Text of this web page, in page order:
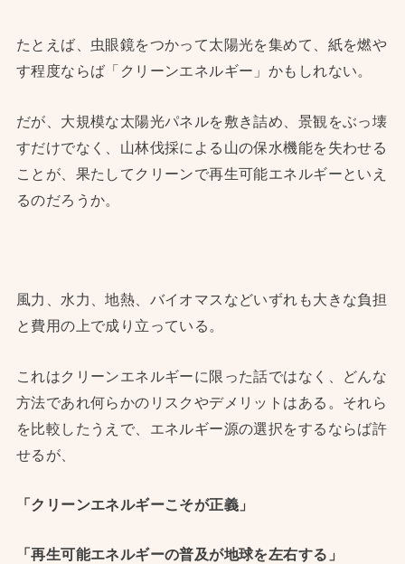
たとえば、虫眼鏡をつかって太陽光を集めて、紙を燃や
す程度ならば「クリーンエネルギー」かもしれない。
だが、大規模な太陽光パネルを敷き詰め、景観をぶっ壊
すだけでなく、山林伐採による山の保水機能を失わせる
ことが、果たしてクリーンで再生可能エネルギーといえ
るのだろうか。
風力、水力、地熱、バイオマスなどいずれも大きな負担
と費用の上で成り立っている。
これはクリーンエネルギーに限った話ではなく、どんな
方法であれ何らかのリスクやデメリットはある。それら
を比較したうえで、エネルギー源の選択をするならば許
せるが、
「クリーンエネルギーこそが正義」
「再生可能エネルギーの普及が地球を左右する」